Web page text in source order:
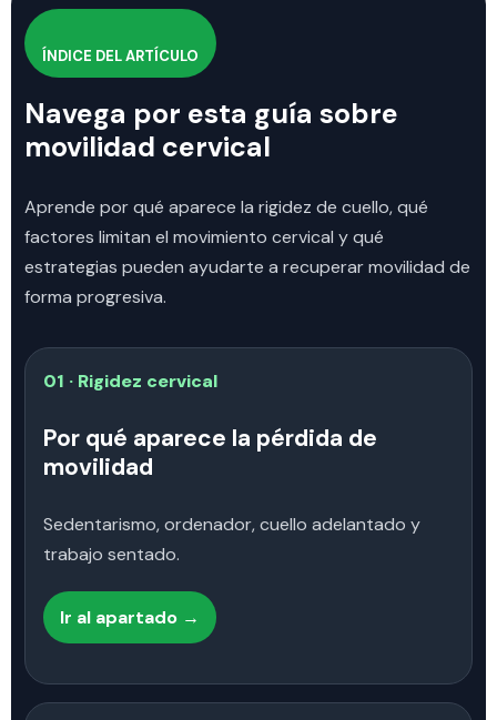
ÍNDICE DEL ARTÍCULO
Navega por esta guía sobre
movilidad cervical
Aprende por qué aparece la rigidez de cuello, qué
factores limitan el movimiento cervical y qué
estrategias pueden ayudarte a recuperar movilidad de
forma progresiva.
01 · Rigidez cervical
Por qué aparece la pérdida de
movilidad
Sedentarismo, ordenador, cuello adelantado y
trabajo sentado.
Ir al apartado →